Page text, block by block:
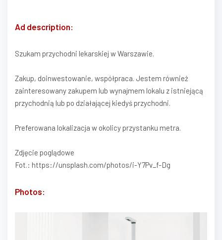
Ad description:
Szukam przychodni lekarskiej w Warszawie.
Zakup, doinwestowanie, współpraca. Jestem również
zainteresowany zakupem lub wynajmem lokalu z istniejącą
przychodnią lub po działającej kiedyś przychodni.
Preferowana lokalizacja w okolicy przystanku metra.
Zdjęcie poglądowe
Fot.: https://unsplash.com/photos/i-Y7Pv_f-Dg
Photos: